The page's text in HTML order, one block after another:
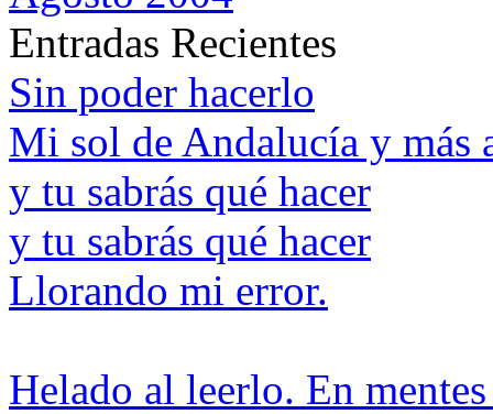
Entradas Recientes
Sin poder hacerlo
Mi sol de Andalucía y más
y tu sabrás qué hacer
y tu sabrás qué hacer
Llorando mi error.
Helado al leerlo. En